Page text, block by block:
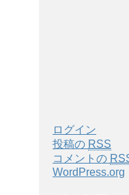
ログイン
投稿の RSS
コメントの
WordPress.org